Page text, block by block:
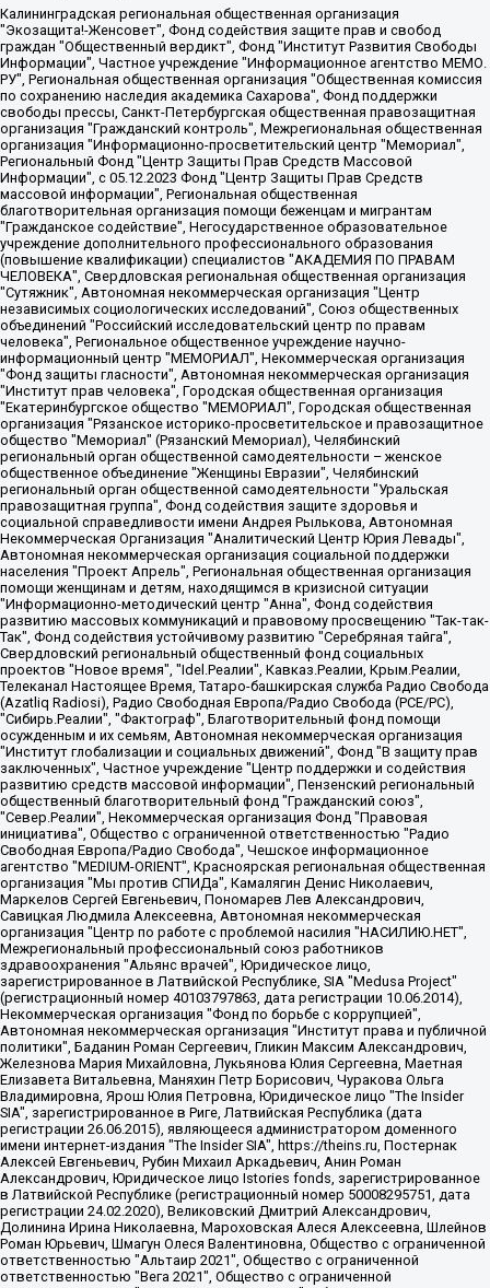
Калининградская региональная общественная организация "Экозащита!-Женсовет", Фонд содействия защите прав и свобод граждан "Общественный вердикт", Фонд "Институт Развития Свободы Информации", Частное учреждение "Информационное агентство МЕМО. РУ", Региональная общественная организация "Общественная комиссия по сохранению наследия академика Сахарова", Фонд поддержки свободы прессы, Санкт-Петербургская общественная правозащитная организация "Гражданский контроль", Межрегиональная общественная организация "Информационно-просветительский центр "Мемориал", Региональный Фонд "Центр Защиты Прав Средств Массовой Информации", с 05.12.2023 Фонд "Центр Защиты Прав Средств массовой информации", Региональная общественная благотворительная организация помощи беженцам и мигрантам "Гражданское содействие", Негосударственное образовательное учреждение дополнительного профессионального образования (повышение квалификации) специалистов "АКАДЕМИЯ ПО ПРАВАМ ЧЕЛОВЕКА", Свердловская региональная общественная организация "Сутяжник", Автономная некоммерческая организация "Центр независимых социологических исследований", Союз общественных объединений "Российский исследовательский центр по правам человека", Региональное общественное учреждение научно-информационный центр "МЕМОРИАЛ", Некоммерческая организация "Фонд защиты гласности", Автономная некоммерческая организация "Институт прав человека", Городская общественная организация "Екатеринбургское общество "МЕМОРИАЛ", Городская общественная организация "Рязанское историко-просветительское и правозащитное общество "Мемориал" (Рязанский Мемориал), Челябинский региональный орган общественной самодеятельности – женское общественное объединение "Женщины Евразии", Челябинский региональный орган общественной самодеятельности "Уральская правозащитная группа", Фонд содействия защите здоровья и социальной справедливости имени Андрея Рылькова, Автономная Некоммерческая Организация "Аналитический Центр Юрия Левады", Автономная некоммерческая организация социальной поддержки населения "Проект Апрель", Региональная общественная организация помощи женщинам и детям, находящимся в кризисной ситуации "Информационно-методический центр "Анна", Фонд содействия развитию массовых коммуникаций и правовому просвещению "Так-так-Так", Фонд содействия устойчивому развитию "Серебряная тайга", Свердловский региональный общественный фонд социальных проектов "Новое время", "Idel.Реалии", Кавказ.Реалии, Крым.Реалии, Телеканал Настоящее Время, Татаро-башкирская служба Радио Свобода (Azatliq Radiosi), Радио Свободная Европа/Радио Свобода (PCE/PC), "Сибирь.Реалии", "Фактограф", Благотворительный фонд помощи осужденным и их семьям, Автономная некоммерческая организация "Институт глобализации и социальных движений", Фонд "В защиту прав заключенных", Частное учреждение "Центр поддержки и содействия развитию средств массовой информации", Пензенский региональный общественный благотворительный фонд "Гражданский союз", "Север.Реалии", Некоммерческая организация Фонд "Правовая инициатива", Общество с ограниченной ответственностью "Радио Свободная Европа/Радио Свобода", Чешское информационное агентство "MEDIUM-ORIENT", Красноярская региональная общественная организация "Мы против СПИДа", Камалягин Денис Николаевич, Маркелов Сергей Евгеньевич, Пономарев Лев Александрович, Савицкая Людмила Алексеевна, Автономная некоммерческая организация "Центр по работе с проблемой насилия "НАСИЛИЮ.НЕТ", Межрегиональный профессиональный союз работников здравоохранения "Альянс врачей", Юридическое лицо, зарегистрированное в Латвийской Республике, SIA "Medusa Project" (регистрационный номер 40103797863, дата регистрации 10.06.2014), Некоммерческая организация "Фонд по борьбе с коррупцией", Автономная некоммерческая организация "Институт права и публичной политики", Баданин Роман Сергеевич, Гликин Максим Александрович, Железнова Мария Михайловна, Лукьянова Юлия Сергеевна, Маетная Елизавета Витальевна, Маняхин Петр Борисович, Чуракова Ольга Владимировна, Ярош Юлия Петровна, Юридическое лицо "The Insider SIA", зарегистрированное в Риге, Латвийская Республика (дата регистрации 26.06.2015), являющееся администратором доменного имени интернет-издания "The Insider SIA", https://theins.ru, Постернак Алексей Евгеньевич, Рубин Михаил Аркадьевич, Анин Роман Александрович, Юридическое лицо Istories fonds, зарегистрированное в Латвийской Республике (регистрационный номер 50008295751, дата регистрации 24.02.2020), Великовский Дмитрий Александрович, Долинина Ирина Николаевна, Мароховская Алеся Алексеевна, Шлейнов Роман Юрьевич, Шмагун Олеся Валентиновна, Общество с ограниченной ответственностью "Альтаир 2021", Общество с ограниченной ответственностью "Вега 2021", Общество с ограниченной ответственностью "Главный редактор 2021", Общество с ограниченной ответственностью "Ромашки монолит", Важенков Артем Валерьевич, Ивановская областная общественная организация "Центр гендерных исследований", Гурман Юрий Альбертович, Медиапроект "ОВД-Инфо", Егоров Владимир Владимирович, Жилинский Владимир Александрович, Общество с ограниченной ответственностью "ЗП", Иванова София Юрьевна, Карезина Инна Павловна, Кильтау Екатерина Викторовна, Петров Алексей Викторович, Пискунов Сергей Евгеньевич, Смирнов Сергей Сергеевич, Тихонов Михаил Сергеевич, Общество с ограниченной ответственностью "ЖУРНАЛИСТ-ИНОСТРАННЫЙ АГЕНТ", Арапова Галина Юрьевна, Вольтская Татьяна Анатольевна, Американская компания "Mason G.E.S. Anonymous Foundation" (США), являющаяся владельцем интернет-издания https://mnews.world/, Компания "Stichting Bellingcat", зарегистрированная в Нидерландах (дата регистрации 11.07.2018), Захаров Андрей Вячеславович, Клепиковская Екатерина Дмитриевна, Общество с ограниченной ответственностью "МЕМО", Перл Роман Александрович, Симонов Евгений Алексеевич, Соловьева Елена Анатольевна, Сотников Даниил Владимирович, Сурначева Елизавета Дмитриевна, Автономная некоммерческая организация по защите прав человека и информированию населения "Якутия – Наше Мнение", Общество с ограниченной ответственностью "Москоу диджитал медиа", с 26.01.2023 Общество с ограниченной ответственностью "Чайка Белые сады", Ветошкина Валерия Валерьевна, Заговора Максим Александрович, Межрегиональное общественное движение "Российская ЛГБТ - сеть", Оленичев Максим Владимирович, Павлов Иван Юрьевич, Скворцова Елена Сергеевна, Общество с ограниченной ответственностью "Как бы инагент", Кочетков Игорь Викторович, Общество с ограниченной ответственностью "Честные выборы", Еланчик Олег Александрович, Общество с ограниченной ответственностью "Нобелевский призыв", Гималова Регина Эмилевна, Григорьев Андрей Валерьевич, Григорьева Алина Александровна, Ассоциация по содействию защите прав призывников, альтернативнослужащих и военнослужащих "Правозащитная группа "Гражданин.Армия.Право", Хисамова Регина Фаритовна, Автономная некоммерческая организация по реализации социально-правовых программ "Лилит", Дальневосточное общественное движение "Маяк", Санкт-Петербургская ЛГБТ-инициативная группа "Выход", Инициативная группа ЛГБТ+ "Реверс", Алексеев Андрей Викторович, Бекбулатова Таисия Львовна, Беляев Иван Михайлович, Владыкина Елена Сергеевна, Гельман Марат Александрович, Никульшина Вероника Юрьевна, Толоконникова Надежда Андреевна, Шендерович Виктор Анатольевич, Общество с ограниченной ответственностью "Данное сообщение", Общество с ограниченной ответственностью Издательский дом "Новая глава", Айнбиндер Александра Александровна, Московский комьюнити-центр для ЛГБТ+инициатив, Благотворительный фонд развития филантропии, Deutsche Welle (Германия, Kurt-Schumacher-Strasse 3, 53113 Bonn), Борзунова Мария Михайловна, Воробьев Виктор Викторович, Голубева Анна Львовна, Константинова Алла Михайловна, Малкова Ирина Владимировна, Мурадов Мурад Абдулгалимович, Осетинская Елизавета Николаевна, Понасенков Евгений Николаевич, Ганапольский Матвей Юрьевич, Киселев Евгений Алексеевич, Борухович Ирина Григорьевна, Дремин Иван Тимофеевич, Дубровский Дмитрий Викторович, Красноярская региональная общественная организация поддержки и развития альтернативных образовательных технологий и межкультурных коммуникаций "ИНТЕРРА", Маяковская Екатерина Алексеевна, Фейгин Марк Захарович, Филимонов Андрей Викторович, Дзугкоева Регина Николаевна, Доброхотов Роман Александрович, Дудь Юрий Александрович, Елкин Сергей Владимирович, Кругликов Кирилл Игоревич, Сабунаева Мария Леонидовна, Семенов Алексей Владимирович, Шаинян Карен Багратович, Шульман Екатерина Михайловна, Асафьев Артур Валерьевич, Вахштайн Виктор Семенович, Венедиктов Алексей Алексеевич, Лушникова Екатерина Евгеньевна, Волков Леонид Михайлович, Невзоров Александр Глебович, Пархоменко Сергей Борисович, Сироткин Ярослав Николаевич, Кара-Мурза Владимир Владимирович, Баранова Наталья Владимировна, Гозман Леонид Яковлевич, Кагарлицкий Борис Юльевич, Климарев Михаил Валерьевич, Милов Владимир Станиславович, Автономная некоммерческая организация Краснодарский центр современного искусства "Типография", Моргенштерн Алишер Тагирович, Соболь Любовь Эдуардовна, Общество с ограниченной ответственностью "ЛИЗА НОРМ", Каспаров Гарри Кимович, Ходорковский Михаил Борисович, Общество с ограниченной ответственностью "Апрельские тезисы", Данилович Ирина Брониславовна, Кашин Олег Владимирович, Петров Николай Владимирович, Пивоваров Алексей Владимирович, Соколов Михаил Владимирович, Цветкова Юлия Владимировна, Чичваркин Евгений Александрович, Комитет против пыток/Команда против пыток, Общество с ограниченной ответственностью "Первый научный", Общество с ограниченной ответственностью "Вертолет и ко", Белоцерковская Вероника Борисовна, Кац Максим Евгеньевич, Лазарева Татьяна Юрьевна, Шаведдинов Руслан Табризович, Яшин Илья Валерьевич, Общество с ограниченной ответственностью "Иноагент ААВ", Алешковский Дмитрий Петрович, Альбац Евгения Марковна, Быков Дмитрий Львович, Галямина Юлия Евгеньевна, Лойко Сергей Леонидович, Мартынов Кирилл Константинович, Медведев Сергей Александрович, Крашенинников Федор Геннадиевич, Гордеева Катерина Вл